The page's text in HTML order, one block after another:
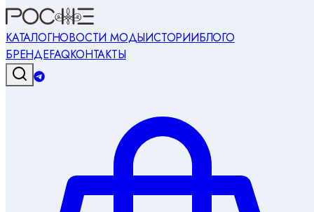
КАТАЛОГНОВОСТИ МОДЫИСТОРИИБЛОГО
БРЕНДЕFAQКОНТАКТЫ